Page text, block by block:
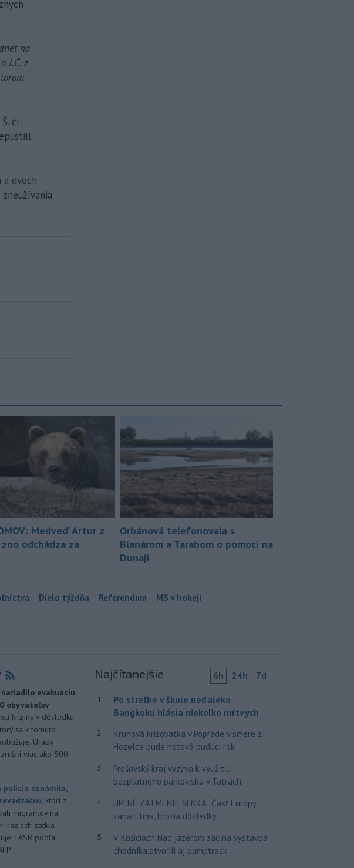
na
J.Č. z
či
a dvoch
Medveď Artur z
odchádza za
Orbánová telefonovala s
Blanárom a Tarabom o pomoci na
Dunaji
Dielo týždňa Referendum MS v hokeji
nariadilo evakuáciu
obyvateľov
krajiny v dôsledku
sa k tomuto
Úrady
viac ako 500
polícia oznámila,
ktorí z
migrantov na
raziách zatkla
TASR podľa
Najčítanejšie 6h 24h 7d
1
Po streľbe v škole neďaleko
Bangkoku hlásia niekoľko mŕtvych
2
Kruhová križovatka v Poprade v smere z
Hozelca bude hotová budúci rok
3
Prešovský kraj vyzýva k využitiu
bezplatného parkoviska v Tatrách
4
ÚPLNÉ ZATMENIE SLNKA: Časť Európy
zahalí tma, hrozia dôsledky
5
V Košiciach Nad jazerom začína výstavba
chodníka,otvorili aj pumptrack